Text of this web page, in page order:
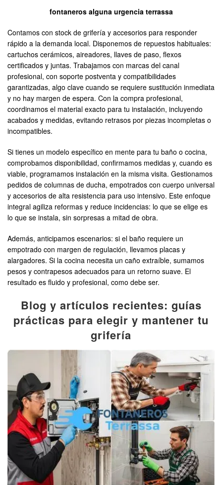
fontaneros alguna urgencia terrassa
Contamos con stock de grifería y accesorios para responder
rápido a la demanda local. Disponemos de repuestos habituales:
cartuchos cerámicos, aireadores, llaves de paso, flexos
certificados y juntas. Trabajamos con marcas del canal
profesional, con soporte postventa y compatibilidades
garantizadas, algo clave cuando se requiere sustitución inmediata
y no hay margen de espera. Con la compra profesional,
coordinamos el material exacto para tu instalación, incluyendo
acabados y medidas, evitando retrasos por piezas incompletas o
incompatibles.
Si tienes un modelo específico en mente para tu baño o cocina,
comprobamos disponibilidad, confirmamos medidas y, cuando es
viable, programamos instalación en la misma visita. Gestionamos
pedidos de columnas de ducha, empotrados con cuerpo universal
y accesorios de alta resistencia para uso intensivo. Este enfoque
integral agiliza reformas y reduce incidencias: lo que se elige es
lo que se instala, sin sorpresas a mitad de obra.
Además, anticipamos escenarios: si el baño requiere un
empotrado con margen de regulación, llevamos placas y
alargadores. Si la cocina necesita un caño extraíble, sumamos
pesos y contrapesos adecuados para un retorno suave. El
resultado es fluido y profesional, como debe ser.
Blog y artículos recientes: guías
prácticas para elegir y mantener tu
grifería